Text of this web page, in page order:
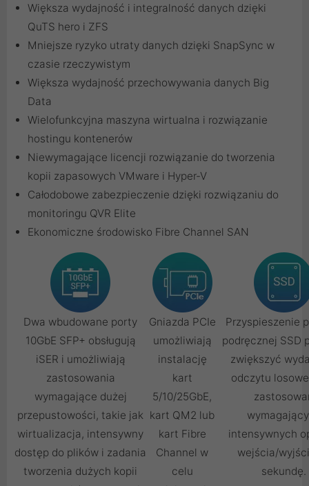
Większa wydajność i integralność danych dzięki
QuTS hero i ZFS
Mniejsze ryzyko utraty danych dzięki SnapSync w
czasie rzeczywistym
Większa wydajność przechowywania danych Big
Data
Wielofunkcyjna maszyna wirtualna i rozwiązanie
hostingu kontenerów
Niewymagające licencji rozwiązanie do tworzenia
kopii zapasowych VMware i Hyper-V
Całodobowe zabezpieczenie dzięki rozwiązaniu do
monitoringu QVR Elite
Ekonomiczne środowisko Fibre Channel SAN
Dwa wbudowane porty
10GbE SFP+ obsługują
iSER i umożliwiają
zastosowania
wymagające dużej
przepustowości, takie jak
wirtualizacja, intensywny
dostęp do plików i zadania
tworzenia dużych kopii
Gniazda PCIe
umożliwiają
instalację
kart
5/10/25GbE,
kart QM2 lub
kart Fibre
Channel w
celu
Przyspieszenie
podręcznej SSD
zwiększyć
odczytu
intensywnych
wejścia/
sekundę.